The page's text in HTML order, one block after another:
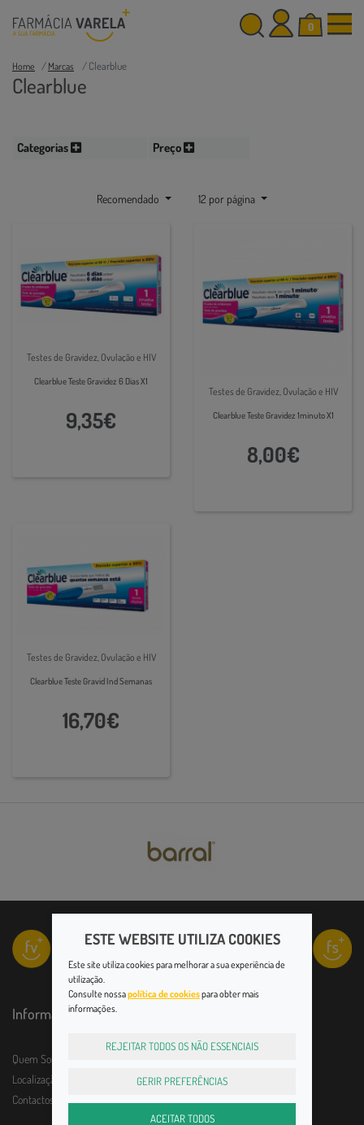
0
Home Marcas Clearblue
Clearblue
Categorias Preço
Recomendado 12 por página
Testes de Gravidez, Ovulação e HIV
Clearblue Teste Gravidez 6 Dias X1
9,35€
Testes de Gravidez, Ovulação e HIV
Clearblue Teste Gravidez 1minuto X1
8,00€
Testes de Gravidez, Ovulação e HIV
Clearblue Teste Gravid Ind Semanas
16,70€
Informações
Quem Somos
Localização e horário
Contactos
ESTE WEBSITE UTILIZA COOKIES
Este site utiliza cookies para melhorar a sua experiência de
utilização.
Consulte nossapolítica de cookiespara obter mais
informações.
REJEITAR TODOS OS NÃO ESSENCIAIS
GERIR PREFERÊNCIAS
ACEITAR TODOS